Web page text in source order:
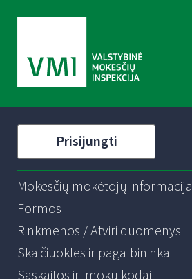
Prisijungti
Mokesčių mokėtojų informacija
Formos
Rinkmenos / Atviri duomenys
Skaičiuoklės ir pagalbininkai